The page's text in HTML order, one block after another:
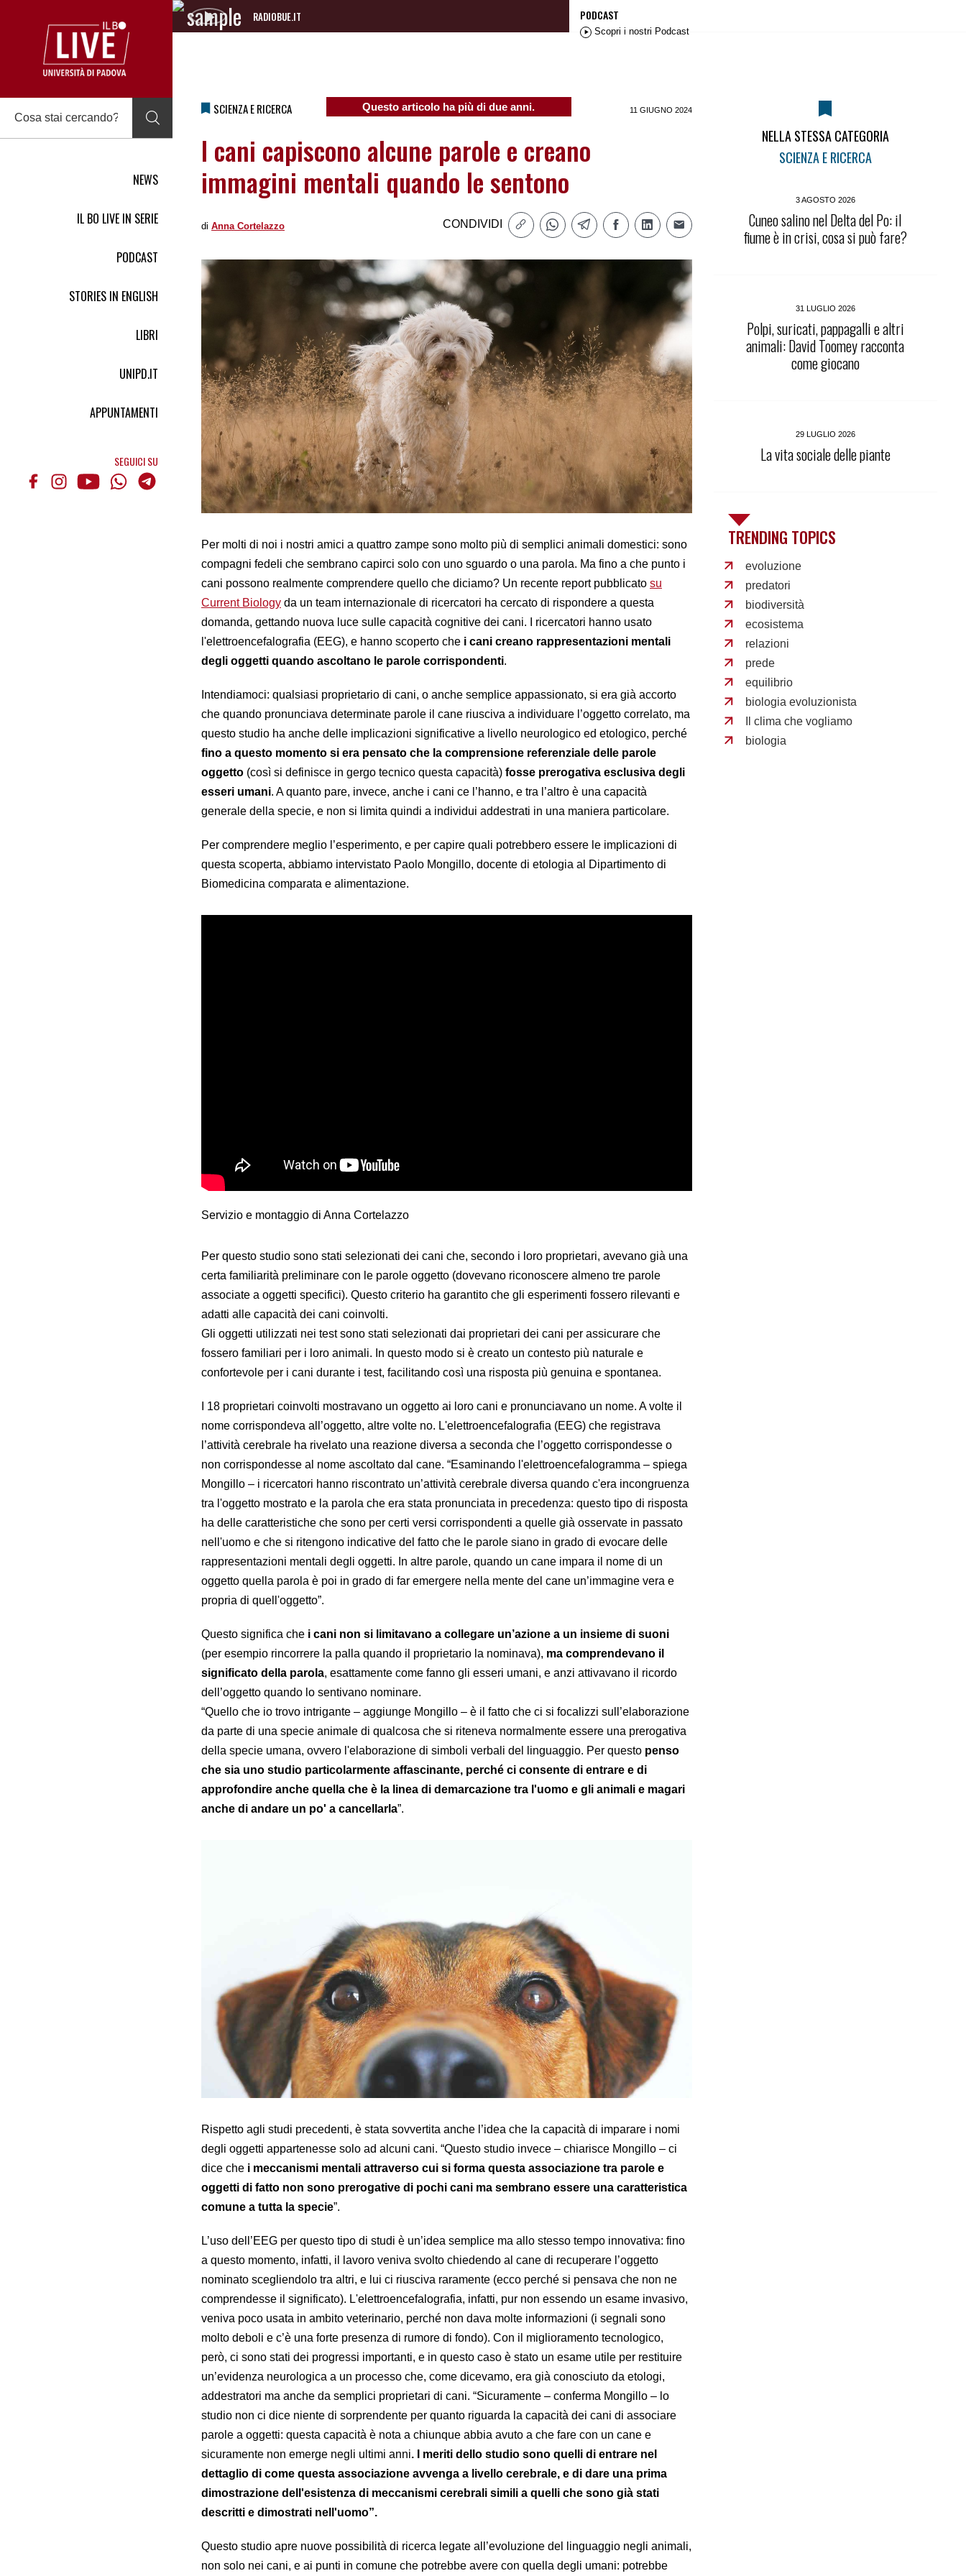
NEWS
IL BO LIVE IN SERIE
PODCAST
STORIES IN ENGLISH
LIBRI
UNIPD.IT
APPUNTAMENTI
SEGUICI SU
RADIOBUE.IT
Audio
PODCAST
Scopri i nostri Podcast
SCIENZA E RICERCA Questo articolo ha più di due anni. 11 GIUGNO 2024
I cani capiscono alcune parole e creano
immagini mentali quando le sentono
di Anna Cortelazzo CONDIVIDI
Per molti di noi i nostri amici a quattro zampe sono molto più di semplici animali domestici: sono
compagni fedeli che sembrano capirci solo con uno sguardo o una parola. Ma fino a che punto i
cani possono realmente comprendere quello che diciamo? Un recente report pubblicato su
Current Biology da un team internazionale di ricercatori ha cercato di rispondere a questa
domanda, gettando nuova luce sulle capacità cognitive dei cani. I ricercatori hanno usato
l'elettroencefalografia (EEG), e hanno scoperto che i cani creano rappresentazioni mentali
degli oggetti quando ascoltano le parole corrispondenti.
Intendiamoci: qualsiasi proprietario di cani, o anche semplice appassionato, si era già accorto
che quando pronunciava determinate parole il cane riusciva a individuare l’oggetto correlato, ma
questo studio ha anche delle implicazioni significative a livello neurologico ed etologico, perché
fino a questo momento si era pensato che la comprensione referenziale delle parole
oggetto (così si definisce in gergo tecnico questa capacità) fosse prerogativa esclusiva degli
esseri umani. A quanto pare, invece, anche i cani ce l’hanno, e tra l’altro è una capacità
generale della specie, e non si limita quindi a individui addestrati in una maniera particolare.
Per comprendere meglio l’esperimento, e per capire quali potrebbero essere le implicazioni di
questa scoperta, abbiamo intervistato Paolo Mongillo, docente di etologia al Dipartimento di
Biomedicina comparata e alimentazione.
Servizio e montaggio di Anna Cortelazzo
Per questo studio sono stati selezionati dei cani che, secondo i loro proprietari, avevano già una
certa familiarità preliminare con le parole oggetto (dovevano riconoscere almeno tre parole
associate a oggetti specifici). Questo criterio ha garantito che gli esperimenti fossero rilevanti e
adatti alle capacità dei cani coinvolti.
Gli oggetti utilizzati nei test sono stati selezionati dai proprietari dei cani per assicurare che
fossero familiari per i loro animali. In questo modo si è creato un contesto più naturale e
confortevole per i cani durante i test, facilitando così una risposta più genuina e spontanea.
I 18 proprietari coinvolti mostravano un oggetto ai loro cani e pronunciavano un nome. A volte il
nome corrispondeva all’oggetto, altre volte no. L'elettroencefalografia (EEG) che registrava
l’attività cerebrale ha rivelato una reazione diversa a seconda che l’oggetto corrispondesse o
non corrispondesse al nome ascoltato dal cane. “Esaminando l'elettroencefalogramma – spiega
Mongillo – i ricercatori hanno riscontrato un’attività cerebrale diversa quando c'era incongruenza
tra l'oggetto mostrato e la parola che era stata pronunciata in precedenza: questo tipo di risposta
ha delle caratteristiche che sono per certi versi corrispondenti a quelle già osservate in passato
nell'uomo e che si ritengono indicative del fatto che le parole siano in grado di evocare delle
rappresentazioni mentali degli oggetti. In altre parole, quando un cane impara il nome di un
oggetto quella parola è poi in grado di far emergere nella mente del cane un’immagine vera e
propria di quell'oggetto”.
Questo significa che i cani non si limitavano a collegare un’azione a un insieme di suoni
(per esempio rincorrere la palla quando il proprietario la nominava), ma comprendevano il
significato della parola, esattamente come fanno gli esseri umani, e anzi attivavano il ricordo
dell’oggetto quando lo sentivano nominare.
“Quello che io trovo intrigante – aggiunge Mongillo – è il fatto che ci si focalizzi sull’elaborazione
da parte di una specie animale di qualcosa che si riteneva normalmente essere una prerogativa
della specie umana, ovvero l'elaborazione di simboli verbali del linguaggio. Per questo penso
che sia uno studio particolarmente affascinante, perché ci consente di entrare e di
approfondire anche quella che è la linea di demarcazione tra l'uomo e gli animali e magari
anche di andare un po' a cancellarla”.
Rispetto agli studi precedenti, è stata sovvertita anche l’idea che la capacità di imparare i nomi
degli oggetti appartenesse solo ad alcuni cani. “Questo studio invece – chiarisce Mongillo – ci
dice che i meccanismi mentali attraverso cui si forma questa associazione tra parole e
oggetti di fatto non sono prerogative di pochi cani ma sembrano essere una caratteristica
comune a tutta la specie”.
L’uso dell’EEG per questo tipo di studi è un’idea semplice ma allo stesso tempo innovativa: fino
a questo momento, infatti, il lavoro veniva svolto chiedendo al cane di recuperare l’oggetto
nominato scegliendolo tra altri, e lui ci riusciva raramente (ecco perché si pensava che non ne
comprendesse il significato). L'elettroencefalografia, infatti, pur non essendo un esame invasivo,
veniva poco usata in ambito veterinario, perché non dava molte informazioni (i segnali sono
molto deboli e c’è una forte presenza di rumore di fondo). Con il miglioramento tecnologico,
però, ci sono stati dei progressi importanti, e in questo caso è stato un esame utile per restituire
un’evidenza neurologica a un processo che, come dicevamo, era già conosciuto da etologi,
addestratori ma anche da semplici proprietari di cani. “Sicuramente – conferma Mongillo – lo
studio non ci dice niente di sorprendente per quanto riguarda la capacità dei cani di associare
parole a oggetti: questa capacità è nota a chiunque abbia avuto a che fare con un cane e
sicuramente non emerge negli ultimi anni. I meriti dello studio sono quelli di entrare nel
dettaglio di come questa associazione avvenga a livello cerebrale, e di dare una prima
dimostrazione dell'esistenza di meccanismi cerebrali simili a quelli che sono già stati
descritti e dimostrati nell'uomo”.
Questo studio apre nuove possibilità di ricerca legate all’evoluzione del linguaggio negli animali,
non solo nei cani, e ai punti in comune che potrebbe avere con quella degli umani: potrebbe
NELLA STESSA CATEGORIA
SCIENZA E RICERCA
3 AGOSTO 2026
Cuneo salino nel Delta del Po: il
fiume è in crisi, cosa si può fare?
31 LUGLIO 2026
Polpi, suricati, pappagalli e altri
animali: David Toomey racconta
come giocano
29 LUGLIO 2026
La vita sociale delle piante
TRENDING TOPICS
evoluzione
predatori
biodiversità
ecosistema
relazioni
prede
equilibrio
biologia evoluzionista
Il clima che vogliamo
biologia